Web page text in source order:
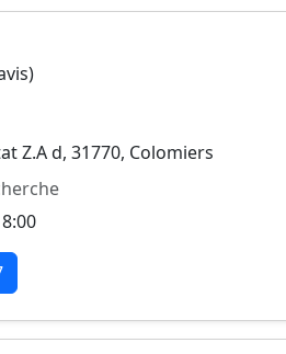
Z.A d, 31770, Colomiers